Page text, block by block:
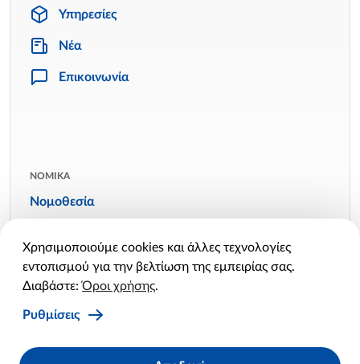
Υπηρεσίες
Νέα
Επικοινωνία
ΝΟΜΙΚΑ
Νομοθεσία
Πολιτική απορρήτου
Πολιτική cookies
Χρησιμοποιούμε cookies και άλλες τεχνολογίες
εντοπισμού για την βελτίωση της εμπειρίας σας.
Διαβάστε:Όροι χρήσης.
Ρυθμίσεις